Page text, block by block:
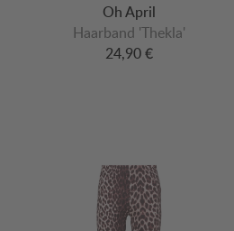
Oh April
Haarband 'Thekla'
24,90 €